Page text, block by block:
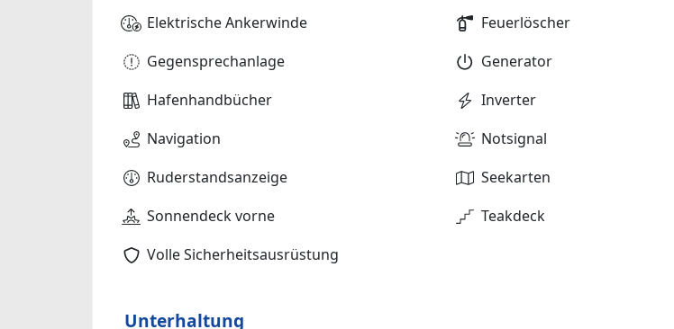
Elektrische Ankerwinde
Feuerlöscher
Gegensprechanlage
Generator
Hafenhandbücher
Inverter
Navigation
Notsignal
Ruderstandsanzeige
Seekarten
Sonnendeck vorne
Teakdeck
Volle Sicherheitsausrüstung
Unterhaltung